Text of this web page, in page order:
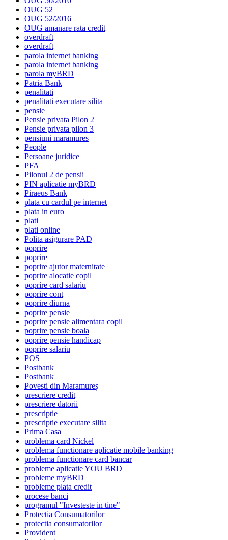
OUG 52
OUG 52/2016
OUG amanare rata credit
overdraft
overdraft
parola internet banking
parola internet banking
parola myBRD
Patria Bank
penalitati
penalitati executare silita
pensie
Pensie privata Pilon 2
Pensie privata pilon 3
pensiuni maramures
People
Persoane juridice
PFA
Pilonul 2 de pensii
PIN aplicatie myBRD
Piraeus Bank
plata cu cardul pe internet
plata in euro
plati
plati online
Polita asigurare PAD
poprire
poprire
poprire ajutor maternitate
poprire alocatie copil
poprire card salariu
poprire cont
poprire diurna
poprire pensie
poprire pensie alimentara copil
poprire pensie boala
poprire pensie handicap
poprire salariu
POS
Postbank
Postbank
Povesti din Maramureș
prescriere credit
prescriere datorii
prescriptie
prescriptie executare silita
Prima Casa
problema card Nickel
problema functionare aplicatie mobile banking
problema functionare card bancar
probleme aplicatie YOU BRD
probleme myBRD
probleme plata credit
procese banci
programul "Investeste in tine"
Protectia Consumatorilor
protectia consumatorilor
Provident